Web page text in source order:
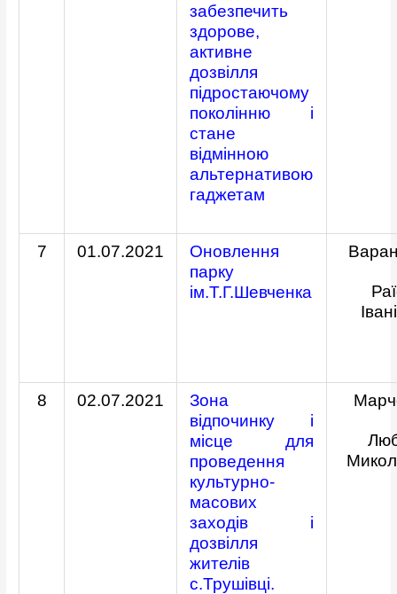
забезпечить
здорове,
активне
дозвілля
підростаючому
поколінню і
стане
відмінною
альтернативою
гаджетам
7 01.07.2021
Оновлення
парку
ім.Т.Г.Шевченка
8 02.07.2021
Зона
відпочинку і
місце для
проведення
культурно-
масових
заходів і
дозвілля
жителів
с.Трушівці.